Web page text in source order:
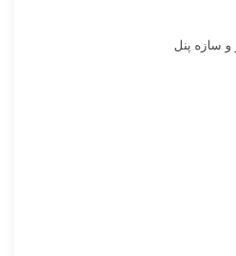
و سازه پنل